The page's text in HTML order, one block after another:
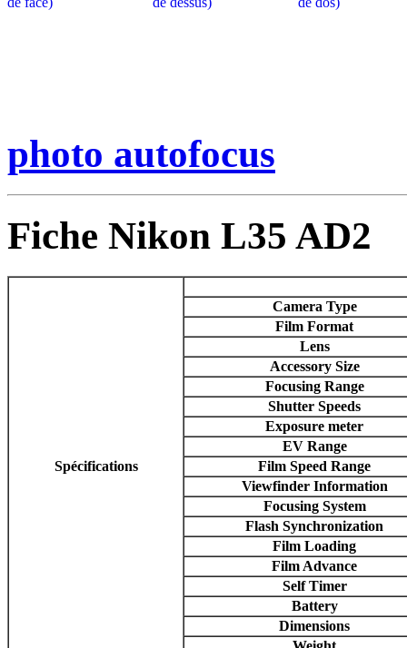
photo autofocus
Fiche Nikon L35 AD2
Spécifications
Camera Type
Film Format
Lens
Accessory Size
Focusing Range
Shutter Speeds
Exposure meter
EV Range
Film Speed Range
Viewfinder Information
Focusing System
Flash Synchronization
Film Loading
Film Advance
Self Timer
Battery
Dimensions